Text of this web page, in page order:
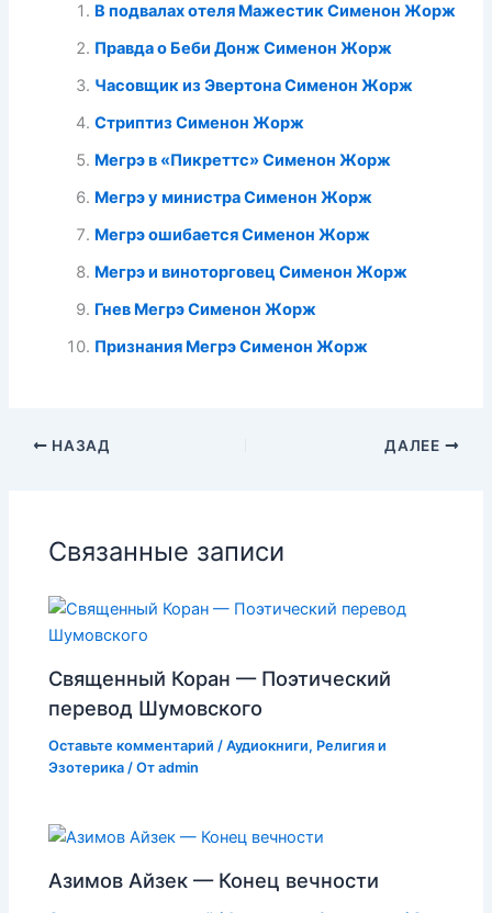
В подвалах отеля Мажестик Сименон Жорж
Правда о Беби Донж Сименон Жорж
Часовщик из Эвертона Сименон Жорж
Стриптиз Сименон Жорж
Мегрэ в «Пикреттс» Сименон Жорж
Мегрэ у министра Сименон Жорж
Мегрэ ошибается Сименон Жорж
Мегрэ и виноторговец Сименон Жорж
Гнев Мегрэ Сименон Жорж
Признания Мегрэ Сименон Жорж
НАЗАД ДАЛЕЕ
Связанные записи
Священный Коран — Поэтический
перевод Шумовского
Оставьте комментарий /Аудиокниги, Религия и
Эзотерика / Отadmin
Азимов Айзек — Конец вечности